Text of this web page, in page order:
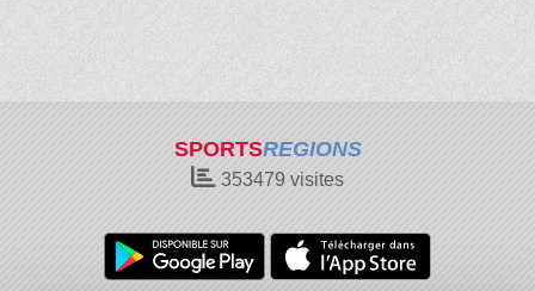
SPORTSREGIONS
353479 visites